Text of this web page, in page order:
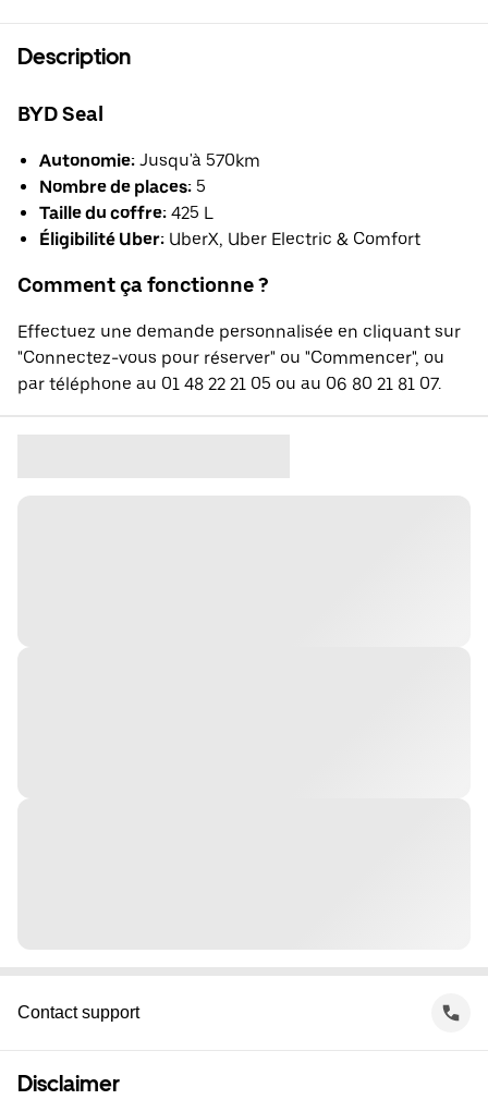
Description
BYD Seal
Autonomie: Jusqu'à 570km
Nombre de places: 5
Taille du coffre: 425 L
Éligibilité Uber: UberX, Uber Electric & Comfort
Comment ça fonctionne ?
Effectuez une demande personnalisée en cliquant sur
"Connectez-vous pour réserver" ou "Commencer", ou
par téléphone au 01 48 22 21 05 ou au 06 80 21 81 07.
Contact support
Disclaimer